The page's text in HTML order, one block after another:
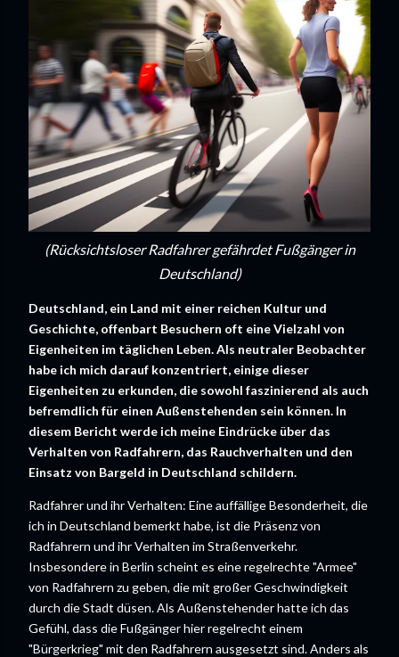
(Rücksichtsloser Radfahrer gefährdet Fußgänger in
Deutschland)
Deutschland, ein Land mit einer reichen Kultur und
Geschichte, offenbart Besuchern oft eine Vielzahl von
Eigenheiten im täglichen Leben. Als neutraler Beobachter
habe ich mich darauf konzentriert, einige dieser
Eigenheiten zu erkunden, die sowohl faszinierend als auch
befremdlich für einen Außenstehenden sein können. In
diesem Bericht werde ich meine Eindrücke über das
Verhalten von Radfahrern, das Rauchverhalten und den
Einsatz von Bargeld in Deutschland schildern.
Radfahrer und ihr Verhalten: Eine auffällige Besonderheit, die
ich in Deutschland bemerkt habe, ist die Präsenz von
Radfahrern und ihr Verhalten im Straßenverkehr.
Insbesondere in Berlin scheint es eine regelrechte "Armee"
von Radfahrern zu geben, die mit großer Geschwindigkeit
durch die Stadt düsen. Als Außenstehender hatte ich das
Gefühl, dass die Fußgänger hier regelrecht einem
"Bürgerkrieg" mit den Radfahrern ausgesetzt sind. Anders als